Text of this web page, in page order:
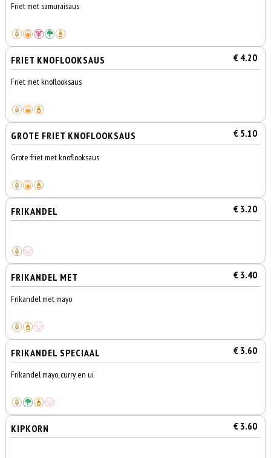
Friet met samuraisaus
FRIET KNOFLOOKSAUS € 4.20
Friet met knoflooksaus
GROTE FRIET KNOFLOOKSAUS € 5.10
Grote friet met knoflooksaus
FRIKANDEL € 3.20
FRIKANDEL MET € 3.40
Frikandel met mayo
FRIKANDEL SPECIAAL € 3.60
Frikandel mayo, curry en ui
KIPKORN € 3.60